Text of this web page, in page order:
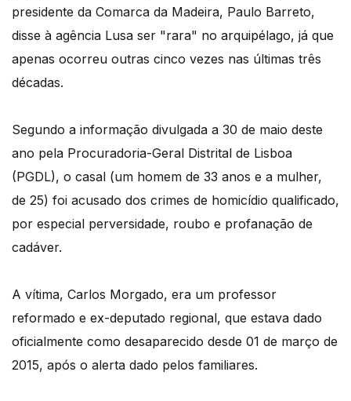
presidente da Comarca da Madeira, Paulo Barreto,
disse à agência Lusa ser "rara" no arquipélago, já que
apenas ocorreu outras cinco vezes nas últimas três
décadas.
Segundo a informação divulgada a 30 de maio deste
ano pela Procuradoria-Geral Distrital de Lisboa
(PGDL), o casal (um homem de 33 anos e a mulher,
de 25) foi acusado dos crimes de homicídio qualificado,
por especial perversidade, roubo e profanação de
cadáver.
A vítima, Carlos Morgado, era um professor
reformado e ex-deputado regional, que estava dado
oficialmente como desaparecido desde 01 de março de
2015, após o alerta dado pelos familiares.